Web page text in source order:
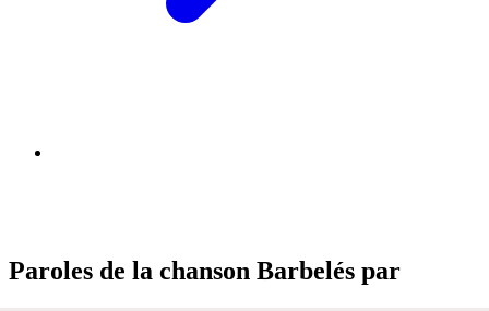
Paroles de la chanson Barbelés par